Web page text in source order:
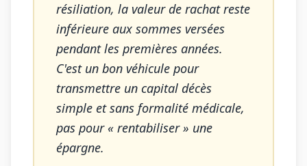
résiliation, la valeur de rachat reste
inférieure aux sommes versées
pendant les premières années.
C'est un bon véhicule pour
transmettre un capital décès
simple et sans formalité médicale,
pas pour « rentabiliser » une
épargne.